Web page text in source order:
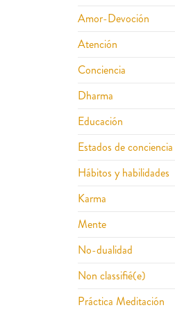
Amor-Devoción
Atención
Conciencia
Dharma
Educación
Estados de conciencia
Hábitos y habilidades
Karma
Mente
No-dualidad
Non classifié(e)
Práctica Meditación